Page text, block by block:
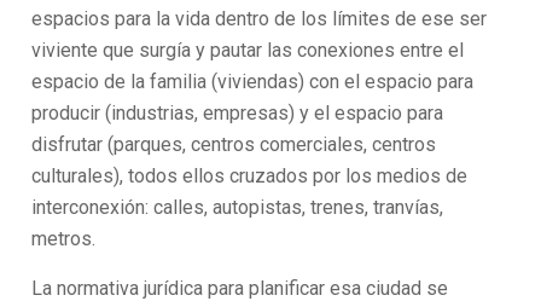
espacios para la vida dentro de los límites de ese ser
viviente que surgía y pautar las conexiones entre el
espacio de la familia (viviendas) con el espacio para
producir (industrias, empresas) y el espacio para
disfrutar (parques, centros comerciales, centros
culturales), todos ellos cruzados por los medios de
interconexión: calles, autopistas, trenes, tranvías,
metros.
La normativa jurídica para planificar esa ciudad se